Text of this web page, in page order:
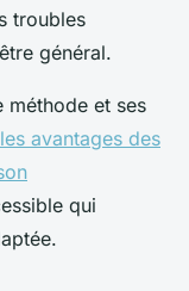
troubles
général.
méthode et ses
avantages des
qui